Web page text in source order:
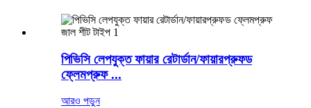
পিভিসি লেপযুক্ত ফায়ার রেটার্ডান/ফায়ারপ্রুফড
ফ্লেমপ্রুফ ...
আরও পড়ুন